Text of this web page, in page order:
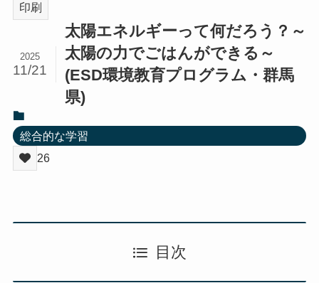
印刷
太陽エネルギーって何だろう？～
太陽の力でごはんができる～
(ESD環境教育プログラム・群馬
県)
2025
11/21
総合的な学習
26
目次